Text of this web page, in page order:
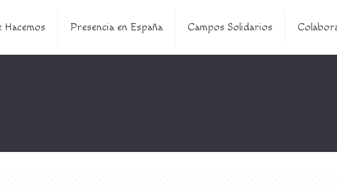
Hacemos Presencia en España Campos Solidarios